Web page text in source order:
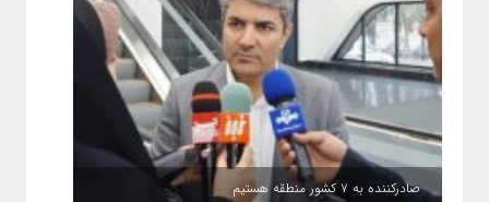
صادرکننده به ۷ کشور منطقه هستیم